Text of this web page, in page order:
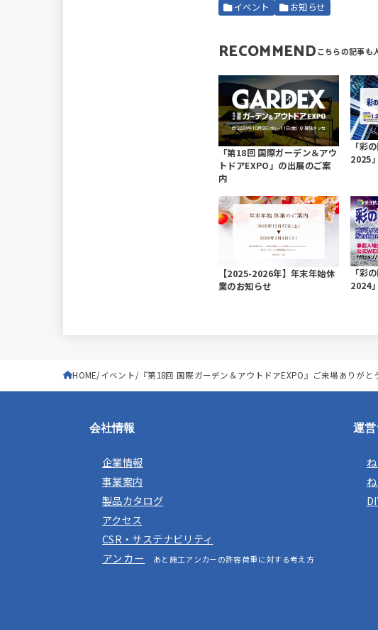
イベント お知らせ
RECOMMEND
「第18回 国際ガーデン＆アウ
トドアEXPO」の出展のご案
内
「彩
2025
【2025-2026年】年末年始休
業のお知らせ
「彩
2024
HOME イベント 『第18回 国際ガーデン＆アウトドアEXPO』ご来場ありがと
会社情報
企業情報
事業案内
製品カタログ
アクセス
CSR・サステナビリティ
アンカー
あと施工アンカーの許容荷重に対する考え方
運